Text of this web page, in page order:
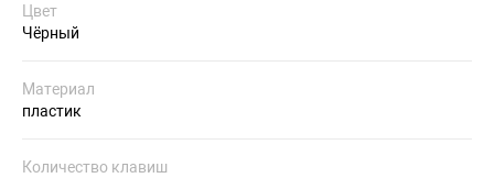
Цвет
Чёрный
Материал
пластик
Количество клавиш